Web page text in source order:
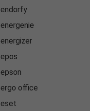
endorfy
energenie
energizer
epos
epson
ergo office
eset